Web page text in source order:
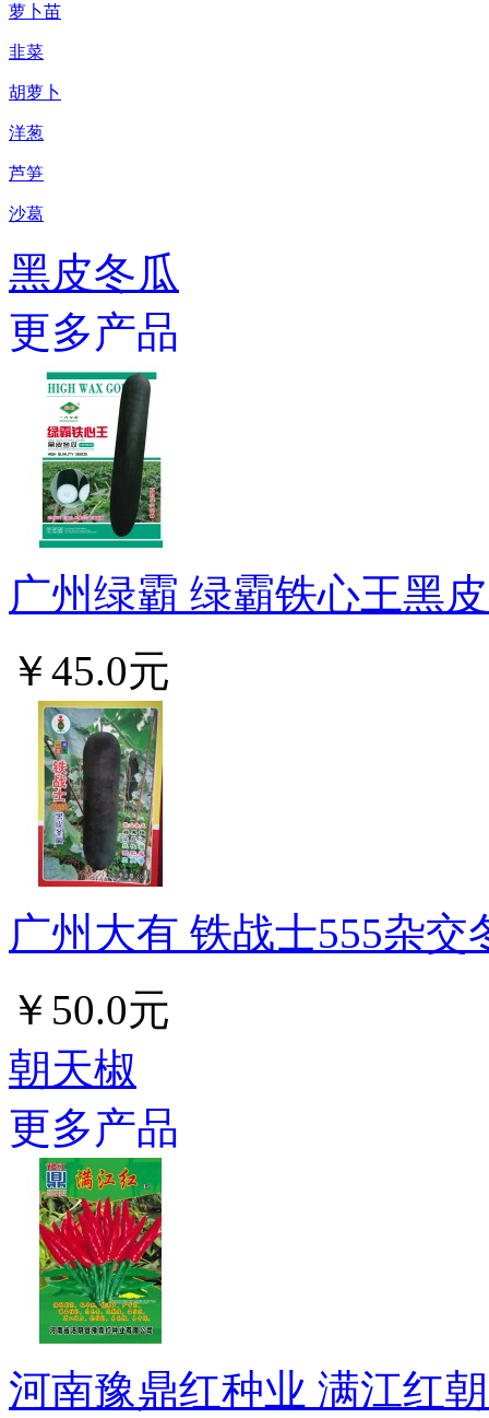
萝卜苗
韭菜
胡萝卜
洋葱
芦笋
沙葛
黑皮冬瓜
更多产品
广州绿霸 绿霸铁心王黑
￥45.0元
广州大有 铁战士555杂交
￥50.0元
朝天椒
更多产品
河南豫鼎红种业 满江红